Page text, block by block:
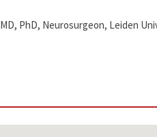
MD, PhD, Neurosurgeon, Leiden